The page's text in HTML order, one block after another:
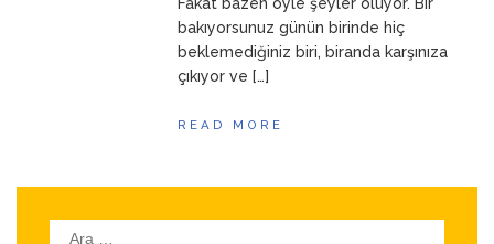
bakıyorsunuz günün birinde hiç
beklemediğiniz biri, biranda karşınıza
çıkıyor ve […]
READ MORE
Arama: